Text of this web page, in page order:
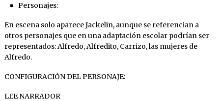
Personajes:
En escena solo aparece Jackelin, aunque se referencian a
otros personajes que en una adaptación escolar podrían ser
representados: Alfredo, Alfredito, Carrizo, las mujeres de
Alfredo.
CONFIGURACIÓN DEL PERSONAJE:
LEE NARRADOR